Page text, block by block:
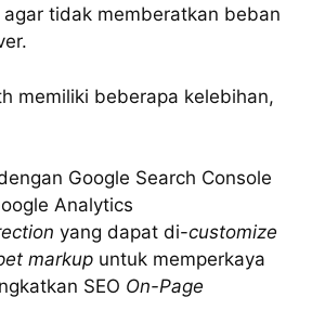
tidak memberatkan beban
memiliki beberapa kelebihan,
Google Search Console
Analytics
yang dapat di-customize
markup untuk memperkaya
SEO On-Page